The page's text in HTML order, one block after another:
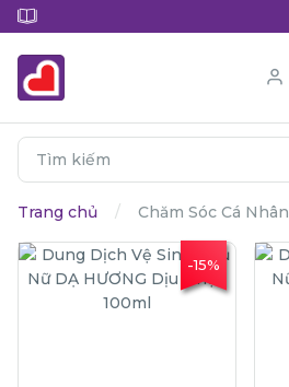
Trang chủ Chăm Sóc Cá Nhân
-15%